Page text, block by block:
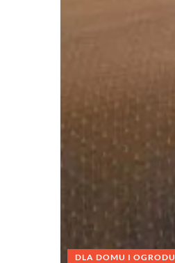
DLA DOMU I OGRODU